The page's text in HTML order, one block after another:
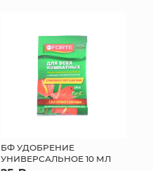
БФ УДОБРЕНИЕ
УНИВЕРСАЛЬНОЕ 10 МЛ